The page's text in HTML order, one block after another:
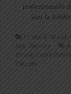
professionnelle
sont la
11 ans à 18 ans
ans Seniors
de vie Cadre DeVie
Yaourts